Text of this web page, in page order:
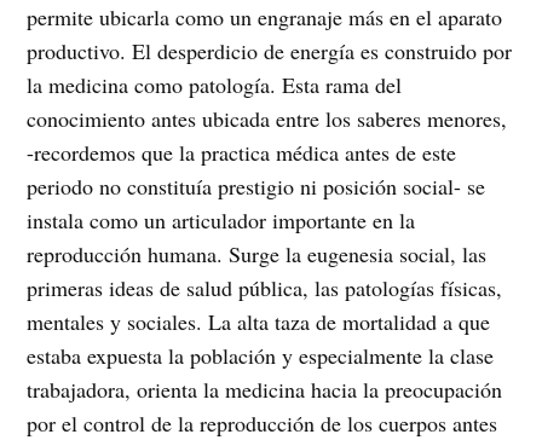
permite ubicarla como un engranaje más en el aparato
productivo. El desperdicio de energía es construido por
la medicina como patología. Esta rama del
conocimiento antes ubicada entre los saberes menores,
-recordemos que la practica médica antes de este
periodo no constituía prestigio ni posición social- se
instala como un articulador importante en la
reproducción humana. Surge la eugenesia social, las
primeras ideas de salud pública, las patologías físicas,
mentales y sociales. La alta taza de mortalidad a que
estaba expuesta la población y especialmente la clase
trabajadora, orienta la medicina hacia la preocupación
por el control de la reproducción de los cuerpos antes